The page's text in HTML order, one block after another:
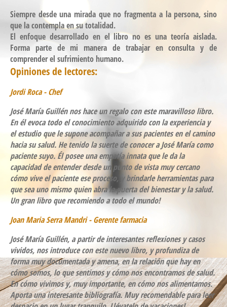
Siempre desde una mirada que no fragmenta a la persona, sino
que la contempla en su totalidad.
El enfoque desarrollado en el libro no es una teoría aislada.
Forma parte de mi manera de trabajar en consulta y de
comprender el sufrimiento humano.
Opiniones de lectores:
Jordi Roca - Chef
José María Guillén nos hace un regalo con este maravilloso libro.
En él evoca todo el conocimiento adquirido con la experiencia y
el estudio que le supone acompañar a sus pacientes en el camino
hacia su salud. He tenido la suerte de conocer a José María como
paciente suyo. Él posee una empatía innata que le da la
capacidad de entender desde un punto de vista muy cercano
cómo vive el paciente ese proceso, y brindarle herramientas para
que sea uno mismo quien abra la puerta del bienestar y la salud.
Un gran libro que recomiendo a todo el mundo!
Joan Maria Serra Mandri - Gerente farmacia
José María Guillén, a partir de interesantes reflexiones y casos
vividos, nos introduce con este nuevo libro, y profundiza de
forma muy documentada y amena, en la relación que hay en
cómo somos, lo que sentimos y cómo nos encontramos de salud.
En cómo vivimos y, muy importante, en cómo nos alimentamos.
Aporta una interesante bibliografía. Muy recomendable para leer